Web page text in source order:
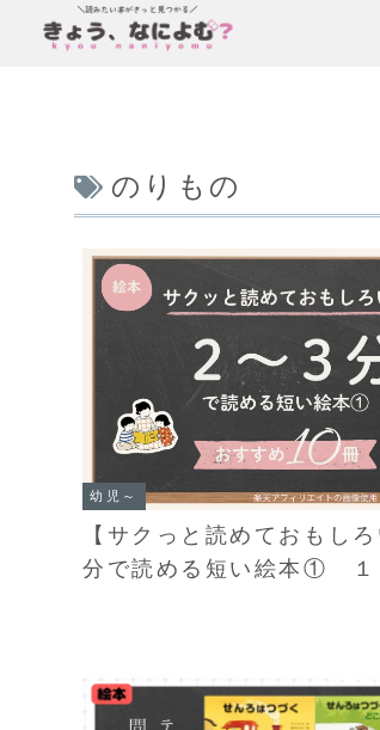
のりもの
幼児～
【サクっと読めておもし
分で読める短い絵本①